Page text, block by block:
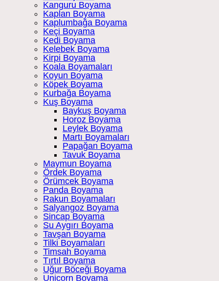
Kanguru Boyama
Kaplan Boyama
Kaplumbağa Boyama
Keçi Boyama
Kedi Boyama
Kelebek Boyama
Kirpi Boyama
Koala Boyamaları
Koyun Boyama
Köpek Boyama
Kurbağa Boyama
Kuş Boyama
Baykuş Boyama
Horoz Boyama
Leylek Boyama
Martı Boyamaları
Papağan Boyama
Tavuk Boyama
Maymun Boyama
Ördek Boyama
Örümcek Boyama
Panda Boyama
Rakun Boyamaları
Salyangoz Boyama
Sincap Boyama
Su Aygırı Boyama
Tavşan Boyama
Tilki Boyamaları
Timsah Boyama
Tırtıl Boyama
Uğur Böceği Boyama
Unicorn Boyama